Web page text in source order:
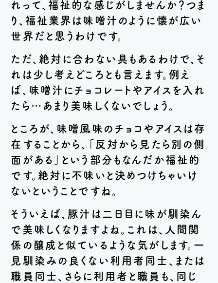
れって、福祉的な感じがしませんか？つま
り、福祉業界は味噌汁のように懐が広い
世界だと思うわけです。
ただ、絶対に合わない具もあるわけで、そ
れは少し考えどころとも言えます。例え
ば、味噌汁にチョコレートやアイスを入れ
たら…あまり美味しくないでしょう。
ところが、味噌風味のチョコやアイスは存
在することから、「反対から見たら別の側
面がある」という部分もなんだか福祉的
です。絶対に不味いと決めつけちゃいけ
ないということですね。
そういえば、豚汁は二日目に味が馴染ん
で美味しくなりますよね。これは、人間関
係の醸成と似ているような気がします。一
見馴染みの良くない利用者同士、または
職員同士、さらに利用者と職員も、同じ